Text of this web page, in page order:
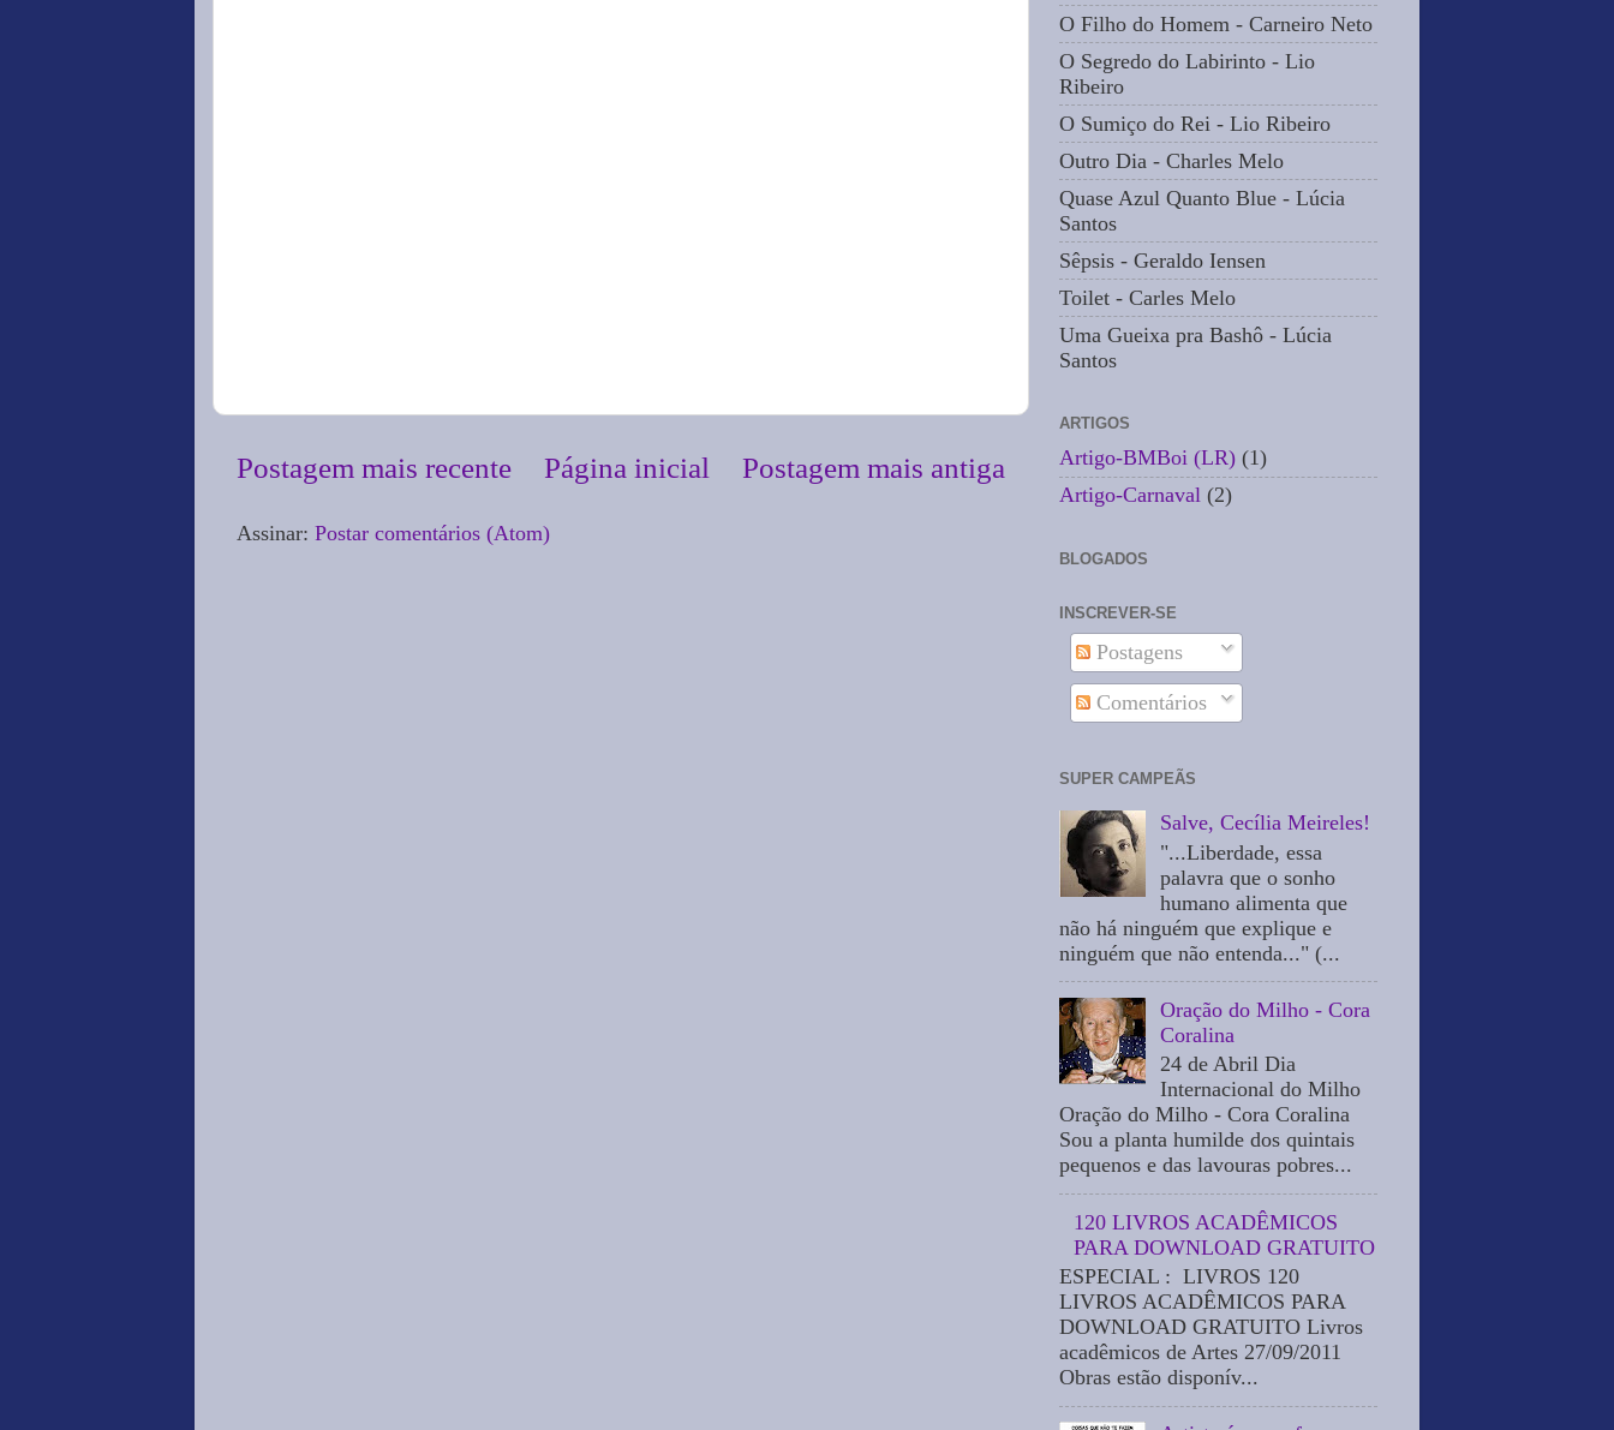
Postagem mais recente Postagem mais antiga
Página inicial
Assinar: Postar comentários (Atom)
O Filho do Homem - Carneiro Neto
O Segredo do Labirinto - Lio
Ribeiro
O Sumiço do Rei - Lio Ribeiro
Outro Dia - Charles Melo
Quase Azul Quanto Blue - Lúcia
Santos
Sêpsis - Geraldo Iensen
Toilet - Carles Melo
Uma Gueixa pra Bashô - Lúcia
Santos
ARTIGOS
Artigo-BMBoi (LR) (1)
Artigo-Carnaval (2)
BLOGADOS
INSCREVER-SE
Postagens
Comentários
SUPER CAMPEÃS
Salve, Cecília Meireles!
"...Liberdade, essa
palavra que o sonho
humano alimenta que
não há ninguém que explique e
ninguém que não entenda..." (...
Oração do Milho - Cora
Coralina
24 de Abril Dia
Internacional do Milho
Oração do Milho - Cora Coralina
Sou a planta humilde dos quintais
pequenos e das lavouras pobres...
120 LIVROS ACADÊMICOS
PARA DOWNLOAD GRATUITO
ESPECIAL : LIVROS 120
LIVROS ACADÊMICOS PARA
DOWNLOAD GRATUITO Livros
acadêmicos de Artes 27/09/2011
Obras estão disponív...